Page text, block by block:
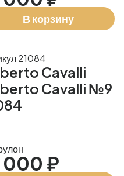
В корзину
Cavalli
Cavalli №9
21084
000 ₽